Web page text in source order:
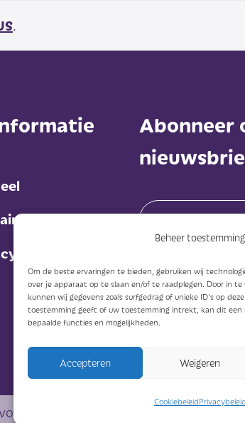
Beheer toestemming
Om de beste ervaringen te bieden, gebruiken wij
over je apparaat op te slaan en/of te raadplegen. Door in
kunnen wij gegevens zoals surfgedrag of unieke ID's op
toestemming geeft of uw toestemming intrekt, kan dit een
bepaalde functies en mogelijkheden.
Accepteren Weigeren
CookiebeleidPrivacybeleid
.
Abonneer